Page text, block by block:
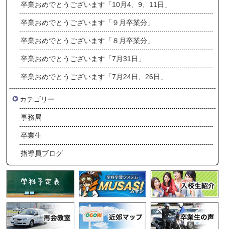
卒業おめでとうございます「10月4、9、11日」
卒業おめでとうございます「９月卒業分」
卒業おめでとうございます「８月卒業分」
卒業おめでとうございます「7月31日」
卒業おめでとうございます「7月24日、26日」
カテゴリー
事務局
卒業生
指導員ブログ